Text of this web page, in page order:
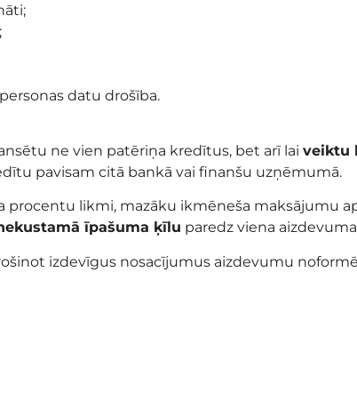
datu drošība.
ne vien patēriņa kredītus, bet arī lai veiktu
pavisam citā bankā vai finanšu uzņēmumā.
procentu likmi, mazāku ikmēneša maksājumu
īpašuma ķīlu paredz viena
izdevīgus nosacījumus aizdevumu